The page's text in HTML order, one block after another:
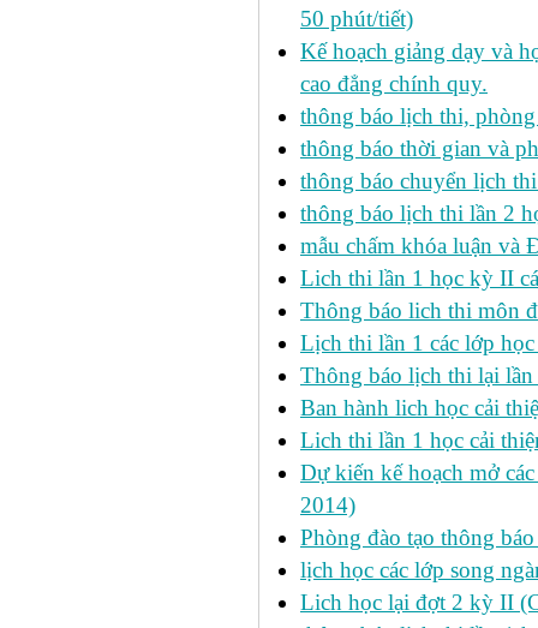
50 phút/tiết)
Kế hoạch giảng dạy và
cao đẳng chính quy.
thông báo lịch thi,
thông báo thời gian và
thông báo chuyển lịch
thông báo lịch thi lần 2
mẫu chấm khóa luận và
Lich thi lần 1 học kỳ II
Thông báo lich thi môn
Lịch thi lần 1 các lớp
Thông báo lịch thi lại
Ban hành lich học cải
Lich thi lần 1 học cải
Dự kiến kế hoạch mở
2014)
Phòng đào tạo thông
lịch học các lớp song
Lich học lại đợt 2 kỳ II